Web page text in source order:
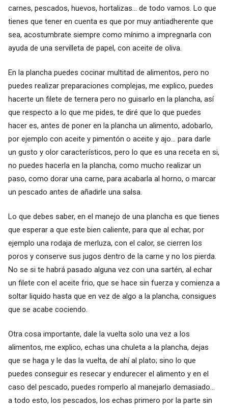
carnes, pescados, huevos, hortalizas... de todo vamos. Lo que
tienes que tener en cuenta es que por muy antiadherente que
sea, acostumbrate siempre como mínimo a impregnarla con
ayuda de una servilleta de papel, con aceite de oliva.
En la plancha puedes cocinar multitad de alimentos, pero no
puedes realizar preparaciones complejas, me explico, puedes
hacerte un filete de ternera pero no guisarlo en la plancha, así
que respecto a lo que me pides, te diré que lo que puedes
hacer es, antes de poner en la plancha un alimento, adobarlo,
por ejemplo con aceite y pimentón o aceite y ajo... para darle
un gusto y olor característicos, pero lo que es una receta en si,
no puedes hacerla en la plancha, como mucho realizar un
paso, como dorar una carne, para acabarla al horno, o marcar
un pescado antes de añadirle una salsa.
Lo que debes saber, en el manejo de una plancha es que tienes
que esperar a que este bien caliente, para que al echar, por
ejemplo una rodaja de merluza, con el calor, se cierren los
poros y conserve sus jugos dentro de la carne y no los pierda.
No se si te habrá pasado alguna vez con una sartén, al echar
un filete con el aceite frio, que se hace sin fuerza y comienza a
soltar liquido hasta que en vez de algo a la plancha, consigues
que se acabe cociendo.
Otra cosa importante, dale la vuelta solo una vez a los
alimentos, me explico, echas una chuleta a la plancha, dejas
que se haga y le das la vuelta, de ahí al plato; sino lo que
puedes conseguir es resecar y endurecer el alimento y en el
caso del pescado, puedes romperlo al manejarlo demasiado...
a todo esto, los pescados, los echas primero por la parte sin